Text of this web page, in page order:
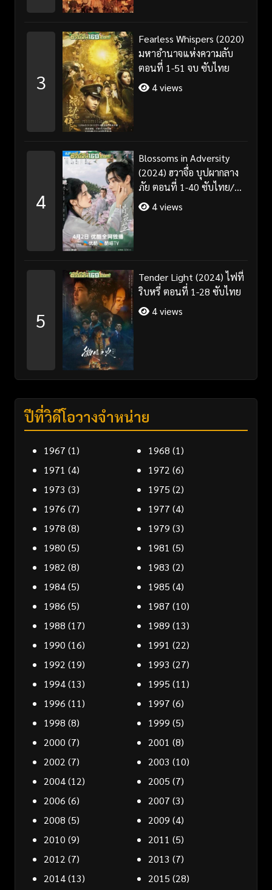
3
Fearless Whispers (2020)
มหาอำนาจแห่งความลับ
ตอนที่ 1-51 จบ ซับไทย
4 views
4
Blossoms in Adversity
(2024) ฮวาจื่อ บุปผากลาง
ภัย ตอนที่ 1-40 ซับไทย/
พากย์ไทย
4 views
5
Tender Light (2024) ไฟที่
ริบหรี่ ตอนที่ 1-28 ซับไทย
4 views
ปีที่วิดีโอวางจำหน่าย
1967 (1) 1968 (1)
1971 (4) 1972 (6)
1973 (3) 1975 (2)
1976 (7) 1977 (4)
1978 (8) 1979 (3)
1980 (5) 1981 (5)
1982 (8) 1983 (2)
1984(5) 1985 (4)
1986 (5) 1987 (10)
1988 (17) 1989 (13)
1990 (16) 1991 (22)
1992 (19) 1993 (27)
1994(13) 1995 (11)
1996 (11) 1997 (6)
1998 (8) 1999 (5)
2000 (7) 2001 (8)
2002 (7) 2003 (10)
2004(12) 2005 (7)
2006 (6) 2007 (3)
2008 (5) 2009 (4)
2010 (9) 2011 (5)
2012 (7) 2013 (7)
2014(13) 2015 (28)